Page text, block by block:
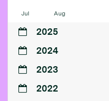
Jul Aug
2025
2024
2023
2022